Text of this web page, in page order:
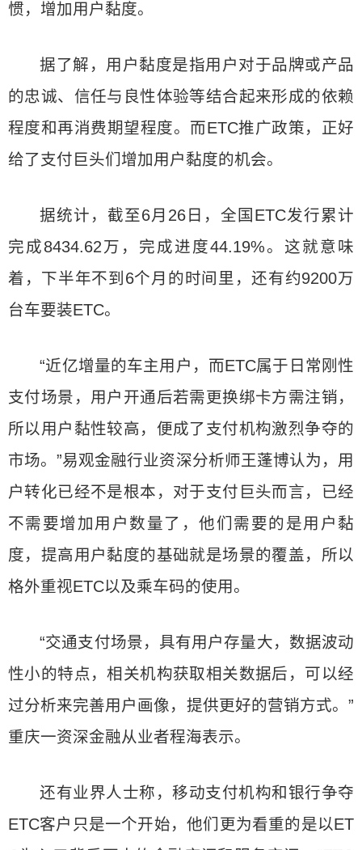
惯，增加用户黏度。
据了解，用户黏度是指用户对于品牌或产品
的忠诚、信任与良性体验等结合起来形成的依赖
程度和再消费期望程度。而ETC推广政策，正好
给了支付巨头们增加用户黏度的机会。
据统计，截至6月26日，全国ETC发行累计
完成8434.62万，完成进度44.19%。这就意味
着，下半年不到6个月的时间里，还有约9200万
台车要装ETC。
“近亿增量的车主用户，而ETC属于日常刚性
支付场景，用户开通后若需更换绑卡方需注销，
所以用户黏性较高，便成了支付机构激烈争夺的
市场。”易观金融行业资深分析师王蓬博认为，用
户转化已经不是根本，对于支付巨头而言，已经
不需要增加用户数量了，他们需要的是用户黏
度，提高用户黏度的基础就是场景的覆盖，所以
格外重视ETC以及乘车码的使用。
“交通支付场景，具有用户存量大，数据波动
性小的特点，相关机构获取相关数据后，可以经
过分析来完善用户画像，提供更好的营销方式。”
重庆一资深金融从业者程海表示。
还有业界人士称，移动支付机构和银行争夺
ETC客户只是一个开始，他们更为看重的是以ET